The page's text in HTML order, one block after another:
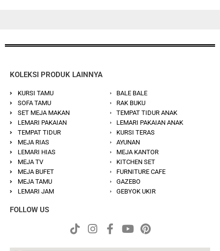
KOLEKSI PRODUK LAINNYA
KURSI TAMU
SOFA TAMU
SET MEJA MAKAN
LEMARI PAKAIAN
TEMPAT TIDUR
MEJA RIAS
LEMARI HIAS
MEJA TV
MEJA BUFET
MEJA TAMU
LEMARI JAM
BALE BALE
RAK BUKU
TEMPAT TIDUR ANAK
LEMARI PAKAIAN ANAK
KURSI TERAS
AYUNAN
MEJA KANTOR
KITCHEN SET
FURNITURE CAFE
GAZEBO
GEBYOK UKIR
FOLLOW US